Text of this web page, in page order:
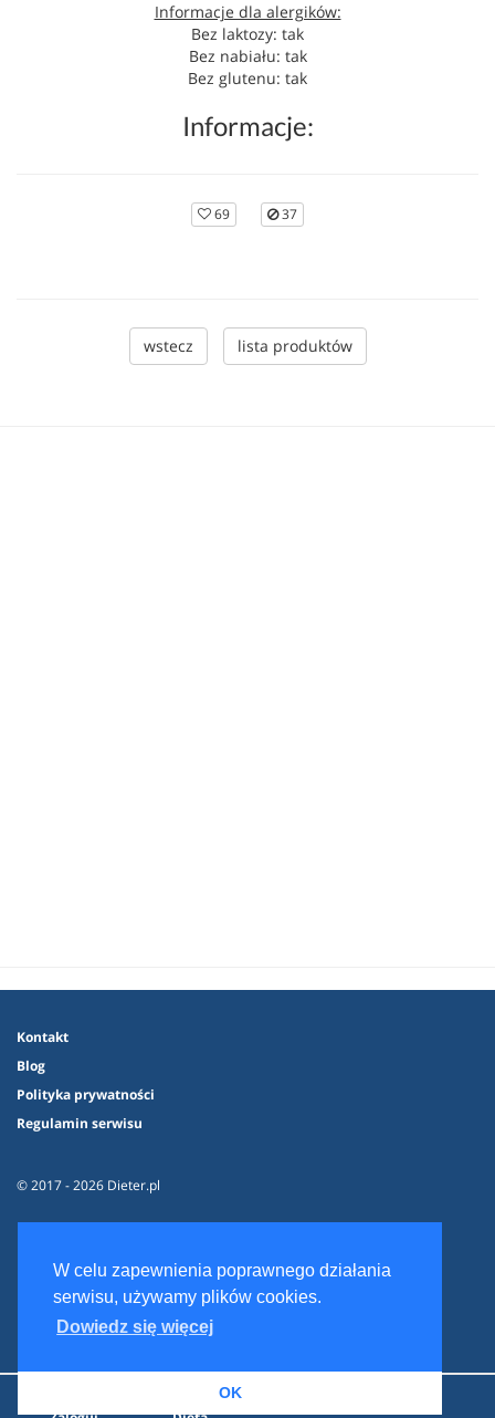
W celu zapewnienia poprawnego działania
serwisu, używamy plików cookies.
Dowiedz się więcej
OK
Informacje dla alergików:
Bez laktozy: tak
Bez nabiału: tak
Bez glutenu: tak
Informacje:
69 37
wstecz lista produktów
Kontakt
Blog
Polityka prywatności
Regulamin serwisu
© 2017 - 2026 Dieter.pl